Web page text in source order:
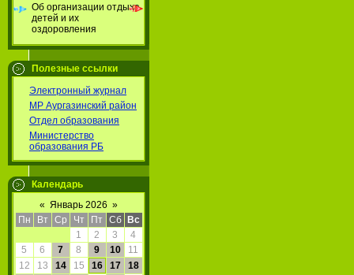
Об организации отдыха
детей и их
оздоровления
Полезные ссылки
Электронный журнал
МР Аургазинский район
Отдел образования
Министерство
образования РБ
Календарь
« Январь 2026 »
Пн
Вт Ср Чт Пт Сб
Вс
1
2 3
4
5
6 7 8 9 10
11
12
13 14 15 16 17
18